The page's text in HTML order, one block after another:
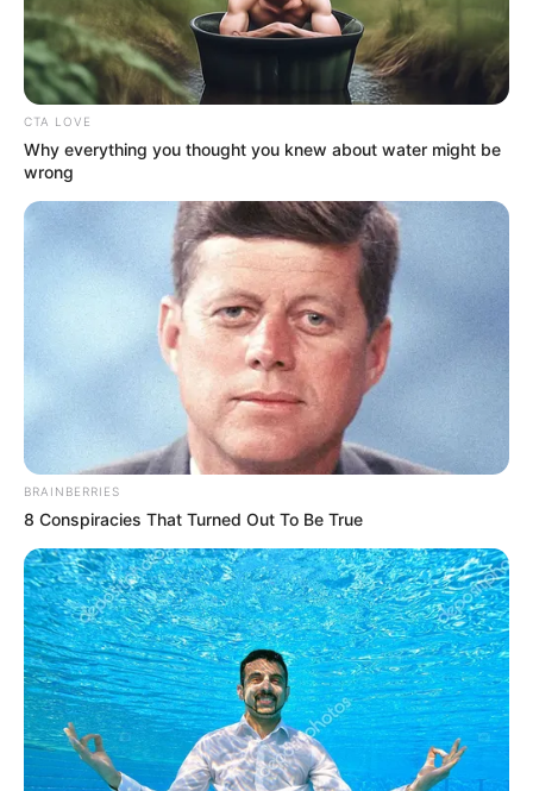
CTA LOVE
Why everything you thought you knew about water might be
wrong
BRAINBERRIES
8 Conspiracies That Turned Out To Be True